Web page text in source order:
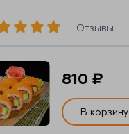
Отзывы
810 ₽
В корзину